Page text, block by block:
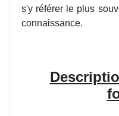
s'y référer le plus
connaissance.